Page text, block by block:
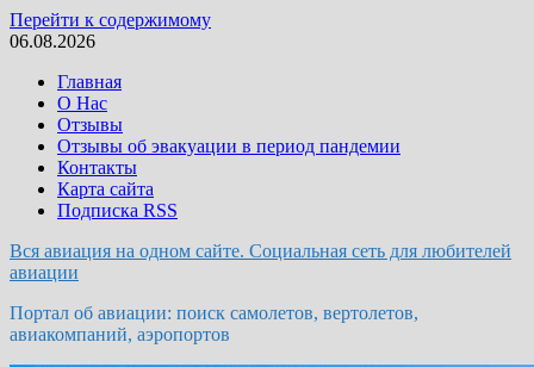
Перейти к содержимому
06.08.2026
Главная
О Нас
Отзывы
Отзывы об эвакуации в период пандемии
Контакты
Карта сайта
Подписка RSS
Вся авиация на одном сайте. Социальная сеть для любителей
авиации
Портал об авиации: поиск самолетов, вертолетов,
авиакомпаний, аэропортов